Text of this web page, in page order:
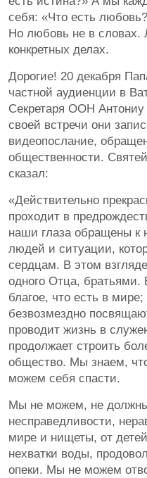
себя: «Что есть
Но любовь не в
конкретных делах.
Дорогие! 20 декабря
частной аудиенции в
Секретаря ООН
своей встречи они
видеопослание,
общественности.
сказал:
«Действительно
проходит в
наши глаза обращены к
людей и ситуации,
сердцам. В этом
одного Отца, братьями.
благое, что есть в
безвозмездно
проводит жизнь в
продолжает строить
общество. Мы знаем,
можем себя спасти.
Мы не можем, не должны
несправедливости,
мире и нищеты, от
нехватки воды,
опеки. Мы не можем